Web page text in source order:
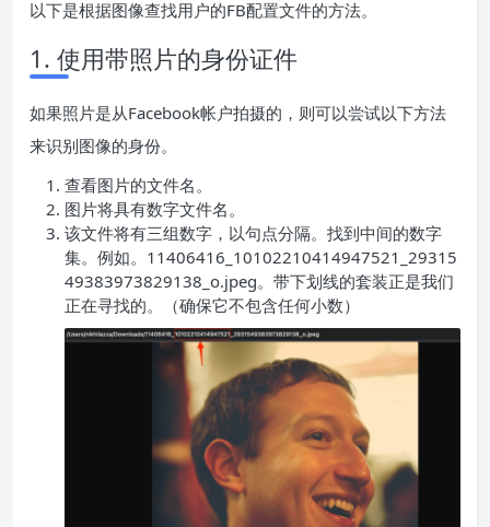
以下是根据图像查找用户的FB配置文件的方法。
1. 使用带照片的身份证件
如果照片是从Facebook帐户拍摄的，则可以尝试以下方法
来识别图像的身份。
查看图片的文件名。
图片将具有数字文件名。
该文件将有三组数字，以句点分隔。找到中间的数字
集。例如。11406416_10102210414947521_29315
49383973829138_o.jpeg。带下划线的套装正是我们
正在寻找的。（确保它不包含任何小数）